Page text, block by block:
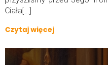
Ciała[…]
Czytaj więcej